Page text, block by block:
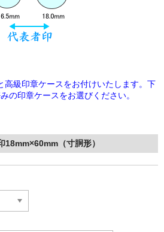
級印章ケースをお付けいたします。下
の印章ケースをお選びください。
（寸胴形）